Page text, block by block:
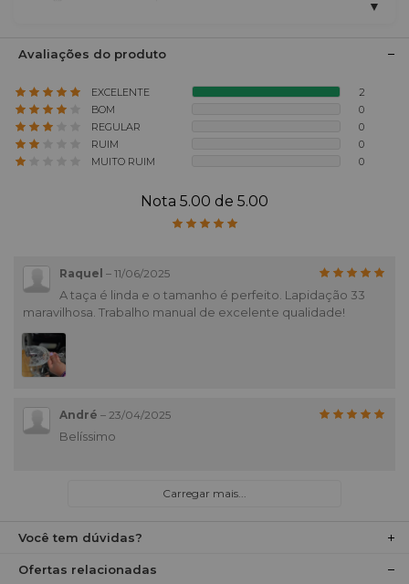
Avaliações do produto
EXCELENTE
2
BOM
0
REGULAR
0
RUIM
0
MUITO RUIM
0
Nota 5.00 de 5.00
Raquel – 11/06/2025
A taça é linda e o tamanho é perfeito. Lapidação 33
maravilhosa. Trabalho manual de excelente qualidade!
André – 23/04/2025
Belíssimo
Carregar mais...
Você tem dúvidas?
Ofertas relacionadas